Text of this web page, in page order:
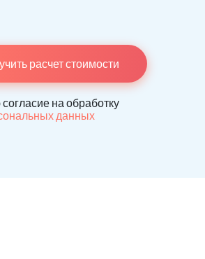
расчет стоимости
на обработку
данных